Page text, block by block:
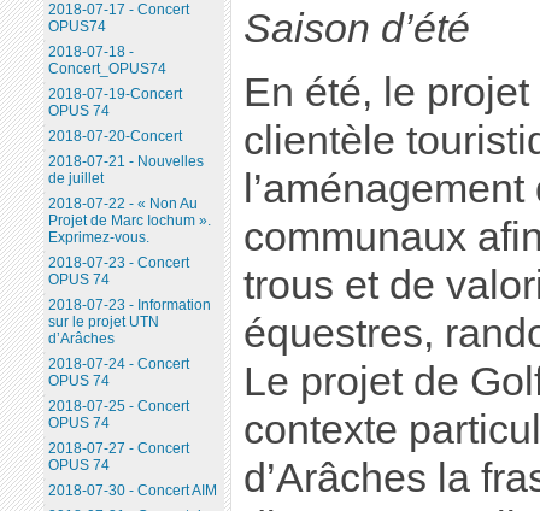
Saison d’été
En été, le
clientèle
communaux
trous et de
équestres,
Le projet de
contexte
d’Arâches la
2018-07-17 - Concert
OPUS74
2018-07-18 -
Concert_OPUS74
2018-07-19-Concert
OPUS 74
2018-07-20-Concert
2018-07-21 - Nouvelles
de juillet
2018-07-22 - « Non Au
Projet de Marc Iochum ».
Exprimez-vous.
2018-07-23 - Concert
OPUS 74
2018-07-23 - Information
sur le projet UTN
d’Arâches
2018-07-24 - Concert
OPUS 74
2018-07-25 - Concert
OPUS 74
2018-07-27 - Concert
OPUS 74
2018-07-30 - Concert AIM